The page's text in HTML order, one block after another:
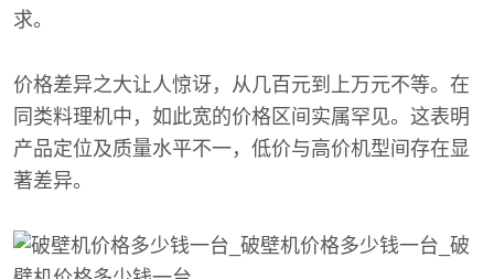
求。
价格差异之大让人惊讶，从几百元到上万元不等。在
同类料理机中，如此宽的价格区间实属罕见。这表明
产品定位及质量水平不一，低价与高价机型间存在显
著差异。